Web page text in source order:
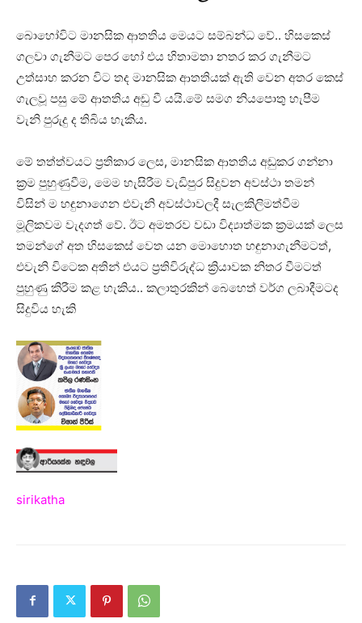
බොහෝවිට මානසික ආතතිය මෙයට සම්බන්ධ වේ.. හිසකෙස්
ගලවා ගැනීමට පෙර හෝ එය හිතාමතා නතර කර ගැනීමට
උත්සාහ කරන විට තද මානසික ආතතියක් ඇති වෙන අතර කෙස්
ගැලවූ පසු මේ ආතතිය අඩු වී යයි.මේ සමග නියපොතු හැපීම
වැනි පුරුදු ද තිබිය හැකිය.
මේ තත්ත්වයට ප්‍රතිකාර ලෙස, මානසික ආතතිය අඩුකර ගන්නා
ක්‍රම පුහුණුවීම, මෙම හැසිරීම වැඩිපුර සිදුවන අවස්ථා තමන්
විසින් ම හඳුනාගෙන එවැනි අවස්ථාවලදී සැලකිලිමත්වීම
මූලිකවම වැදගත් වේ. ඊට අමතරව වඩා විද්‍යාත්මක ක්‍රමයක් ලෙස
තමන්ගේ අත හිසකෙස් වෙත යන මොහොත හඳුනාගැනීමටත්,
එවැනි විටෙක අතින් එයට ප්‍රතිවිරුද්ධ ක්‍රියාවක නිතර වීමටත්
පුහුණු කිරීම කළ හැකිය.. කලාතුරකින් බෙහෙත් වර්ග ලබාදීමටද
සිදුවිය හැකි
sirikatha